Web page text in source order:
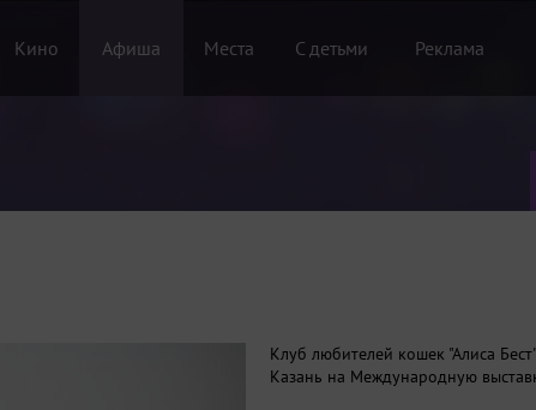
Кино Афиша Места С детьми Реклама
Клуб любителей кошек "Алиса
Казань на Международную